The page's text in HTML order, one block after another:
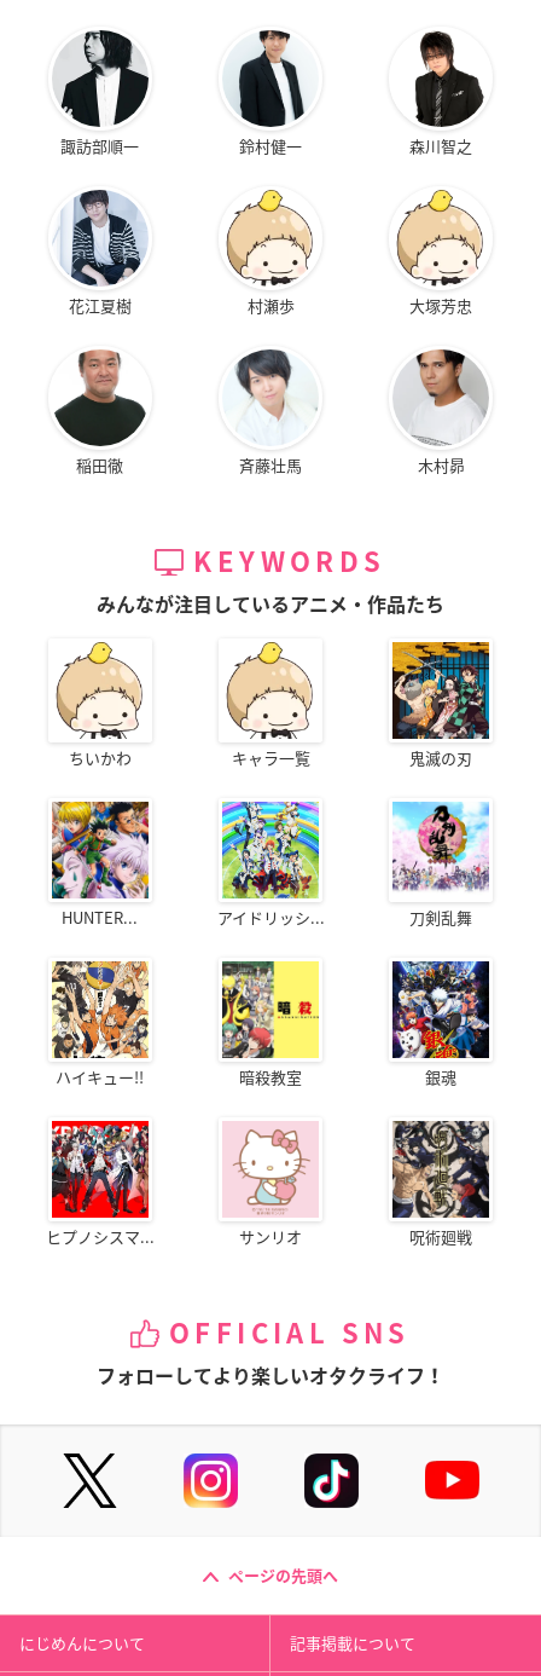
諏訪部順一 鈴村健一 森川智之
花江夏樹 村瀬歩 大塚芳忠
稲田徹 斉藤壮馬 木村昴
KEYWORDS
みんなが注目しているアニメ・作品たち
ちいかわ キャラ一覧 鬼滅の刃
HUNTER... アイドリッシ... 刀剣乱舞
ハイキュー!! 暗殺教室 銀魂
ヒプノシスマ... サンリオ 呪術廻戦
OFFICIAL SNS
フォローしてより楽しいオタクライフ！
ページの先頭へ
にじめんについて 記事掲載について